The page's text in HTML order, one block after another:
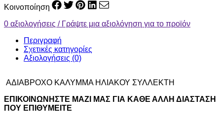
Κοινοποίηση
0 αξιολογήσεις / Γράψτε μια αξιολόγηση για το προϊόν
Περιγραφή
Σχετικές κατηγορίες
Αξιολογήσεις (0)
ΑΔΙΑΒΡΟΧΟ ΚΑΛΥΜΜΑ ΗΛΙΑΚΟΥ ΣΥΛΛΕΚΤΗ
ΕΠΙΚΟΙΝΩΝΗΣΤΕ ΜΑΖΙ ΜΑΣ ΓΙΑ ΚΑΘΕ ΑΛΛΗ ΔΙΑΣΤΑΣΗ
ΠΟΥ ΕΠΙΘΥΜΕΙΤΕ